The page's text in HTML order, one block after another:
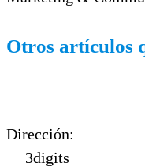
Otros artículos
Dirección:
3digits